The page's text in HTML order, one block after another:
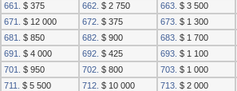
661.
$ 375 662. $ 2 750 663. $ 3 500
671.
$ 12 000 672. $ 375 673. $ 1 300
681.
$ 850 682. $ 900 683. $ 1 700
691.
$ 4 000 692. $ 425 693. $ 1 100
701.
$ 950 702. $ 800 703. $ 1 000
711.
$ 5 500 712. $ 10 000 713. $ 2 000